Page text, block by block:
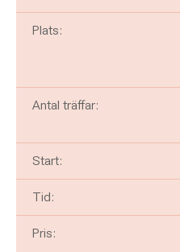
Plats:
Antal träffar:
Start:
Tid:
Pris: